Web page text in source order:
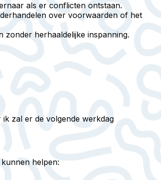
als er conflicten ontstaan.
over voorwaarden of het
herhaaldelijke inspanning.
zal er de volgende werkdag
helpen: